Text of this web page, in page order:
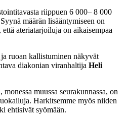
riippuen 6 000– 8 000
määrän lisääntymiseen on
ateriatarjoiluja on aikaisempaa
ruoan kallistuminen näkyvät
diakonian viranhaltija Heli
muussa seurakunnassa, on
Harkitsemme myös niiden
ehtisivät syömään.